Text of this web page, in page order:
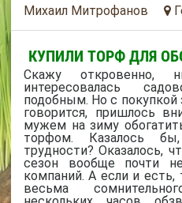
Михаил Митрофанов
КУПИЛИ ТОРФ ДЛЯ
Скажу откровенно,
интересовалась
подобным. Но с покупкой
говорится, пришлось
мужем на зиму
торфом. Казалось
трудности? Оказалось,
сезон вообще почти
компаний. А если и есть,
весьма